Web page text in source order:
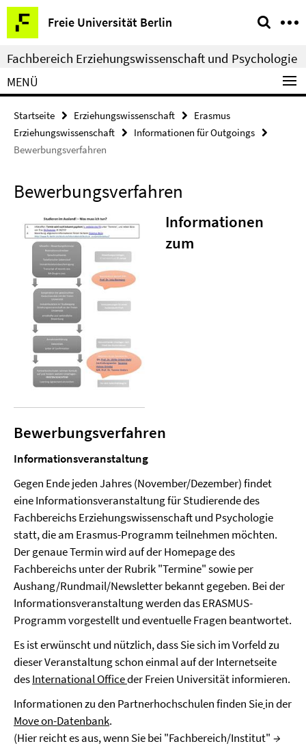
Springe
direkt
zu
Inhalt
Freie Universität Berlin
Service-
Navigation
Fachbereich Erziehungswissenschaft und Psychologie
MENÜ
Startseite Erziehungswissenschaft
Erasmus
Erziehungswissenschaft
Informationen für Outgoings
Bewerbungsverfahren
Bewerbungsverfahren
Informationen
zum
Bewerbungsverfahren
Informationsveranstaltung
Gegen Ende jeden Jahres (November/Dezember) findet
eine Informationsveranstaltung für Studierende des
Fachbereichs Erziehungswissenschaft und Psychologie
statt, die am Erasmus-Programm teilnehmen möchten.
Der genaue Termin wird auf der Homepage des
Fachbereichs unter der Rubrik "Termine" sowie per
Aushang/Rundmail/Newsletter bekannt gegeben. Bei der
Informationsveranstaltung werden das ERASMUS-
Programm vorgestellt und eventuelle Fragen beantwortet.
Es ist erwünscht und nützlich, dass Sie sich im Vorfeld zu
dieser Veranstaltung schon einmal auf der Internetseite
desInternational Officeder Freien Universität informieren.
Informationen zu den Partnerhochschulen finden Siein der
Move on-Datenbank.
(Hier reicht es aus, wenn Sie bei "Fachbereich/Institut" →